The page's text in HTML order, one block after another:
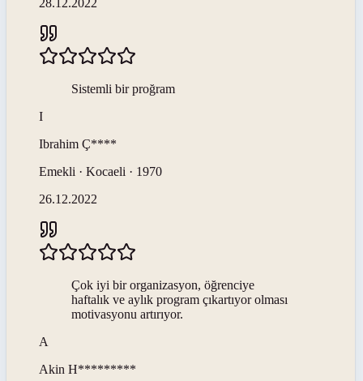
Sistemli bir proğram
I
Ibrahim Ç****
Emekli · Kocaeli · 1970
26.12.2022
Çok iyi bir organizasyon, öğrenciye
haftalık ve aylık program çıkartıyor olması
motivasyonu artırıyor.
A
Akin H*********